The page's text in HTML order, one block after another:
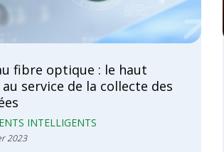
fibre optique : le haut
service de la collecte des
INTELLIGENTS
2023